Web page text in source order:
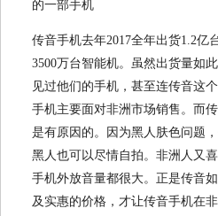
传音手机去年2017全年出货1.2亿
3500万台智能机。虽然出货量如
见过他们的手机，甚至连传音这
手机主要面对非洲市场销售。而
是有原因的。因为黑人肤色问题
黑人也可以尽情自拍。非洲人又
手机外放音量都很大。正是传音
及实惠的价格，才让传音手机在非